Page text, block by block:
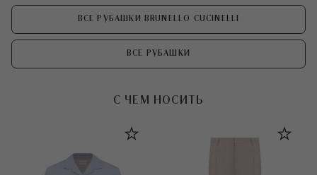
ВСЕ РУБАШКИ BRUNELLO CUCINELLI
ВСЕ РУБАШКИ
С ЧЕМ НОСИТЬ